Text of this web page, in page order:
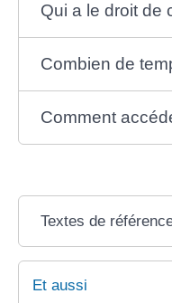
Qui a le droit de
Combien de
Comment
Textes de
Et aussi